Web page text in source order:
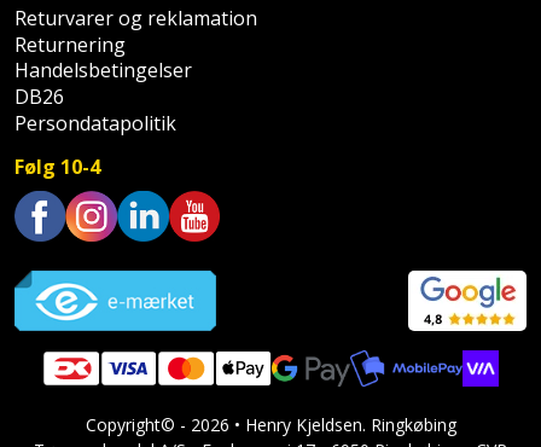
Returvarer og reklamation
Returnering
Handelsbetingelser
DB26
Persondatapolitik
Følg 10-4
Copyright© - 2026 • Henry Kjeldsen. Ringkøbing